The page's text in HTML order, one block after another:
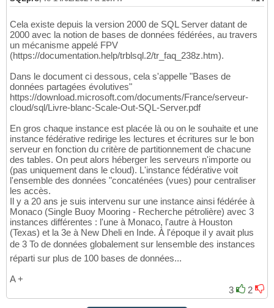
Cela existe depuis la version 2000 de SQL Server datant de
2000 avec la notion de bases de données fédérées, au travers
un mécanisme appelé FPV
(https://documentation.help/trblsql.2/tr_faq_238z.htm).
Dans le document ci dessous, cela s'appelle "Bases de
données partagées évolutives"
https://download.microsoft.com/documents/France/serveur-
cloud/sql/Livre-blanc-Scale-Out-SQL-Server.pdf
En gros chaque instance est placée là ou on le souhaite et une
instance fédérative redirige les lectures et écritures sur le bon
serveur en fonction du critère de partitionnement de chacune
des tables. On peut alors héberger les serveurs n'importe ou
(pas uniquement dans le cloud). L'instance fédérative voit
l'ensemble des données "concaténées (vues) pour centraliser
les accès.
Il y a 20 ans je suis intervenu sur une instance ainsi fédérée à
Monaco (Single Buoy Mooring - Recherche pétrolière) avec 3
instances différentes : l'une à Monaco, l'autre à Houston
(Texas) et la 3e à New Dheli en Inde. À l'époque il y avait plus
de 3 To de données globalement sur lensemble des instances
réparti sur plus de 100 bases de données...
A +
3
2